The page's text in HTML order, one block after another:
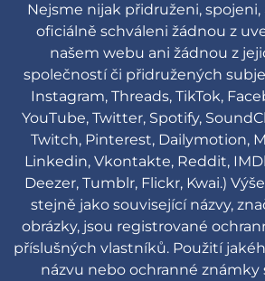
Nejsme nijak přidruženi,
oficiálně schváleni žádnou z
našem webu ani žádnou z
společností či přidružených
Instagram, Threads, TikTok,
YouTube, Twitter, Spotify,
Twitch, Pinterest, Dailymotion,
Linkedin, Vkontakte, Reddit,
Deezer, Tumblr, Flickr, Kwai.)
stejně jako související názvy,
obrázky, jsou registrované
příslušných vlastníků. Použití
názvu nebo ochranné známky